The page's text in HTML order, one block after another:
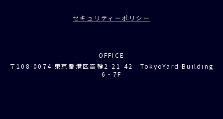
セキュリティーポリシー
OFFICE
〒108-0074 東京都港区高輪2-21-42 TokyoYard Building
6・7F